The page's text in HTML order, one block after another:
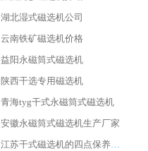
湖北湿式磁选机公司
云南铁矿磁选机价格
益阳永磁筒式磁选机
陕西干选专用磁选机
青海tyg干式永磁筒式磁选机
安徽永磁筒式磁选机生产厂家
江苏干式磁选机的四点保养秘籍